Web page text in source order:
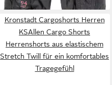
Kronstadt Cargoshorts Herren
KSAllen Cargo Shorts
Herrenshorts aus elastischem
Stretch Twill für ein komfortables
Tragegefühl